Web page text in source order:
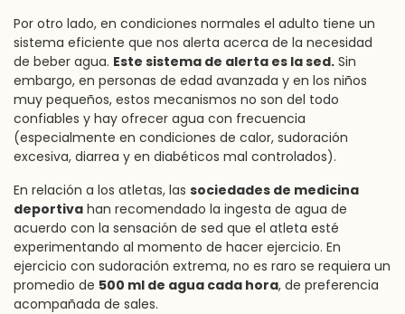
Por otro lado, en condiciones normales el adulto tiene un
sistema eficiente que nos alerta acerca de la necesidad
de beber agua. Este sistema de alerta es la sed. Sin
embargo, en personas de edad avanzada y en los niños
muy pequeños, estos mecanismos no son del todo
confiables y hay ofrecer agua con frecuencia
(especialmente en condiciones de calor, sudoración
excesiva, diarrea y en diabéticos mal controlados).
En relación a los atletas, las sociedades de medicina
deportiva han recomendado la ingesta de agua de
acuerdo con la sensación de sed que el atleta esté
experimentando al momento de hacer ejercicio. En
ejercicio con sudoración extrema, no es raro se requiera un
promedio de 500 ml de agua cada hora, de preferencia
acompañada de sales.